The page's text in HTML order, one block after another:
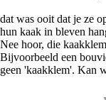
dat was ooit dat je ze
hun kaak in bleven
Nee hoor, die
Bijvoorbeeld een
geen 'kaakklem'. Kan